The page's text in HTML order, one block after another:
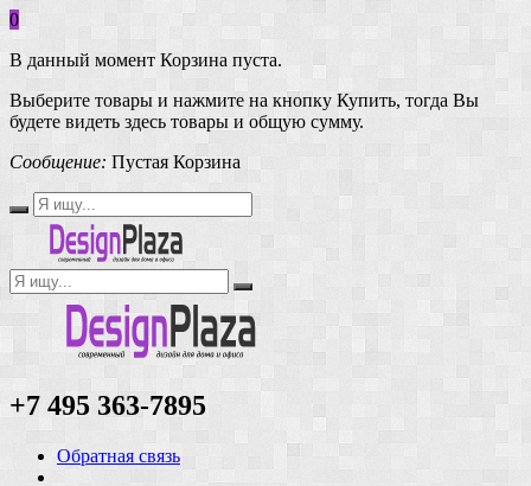
0
В данный момент Корзина пуста.
Выберите товары и нажмите на кнопку Купить, тогда Вы
будете видеть здесь товары и общую сумму.
Сообщение: Пустая Корзина
+7 495 363-7895
Обратная связь